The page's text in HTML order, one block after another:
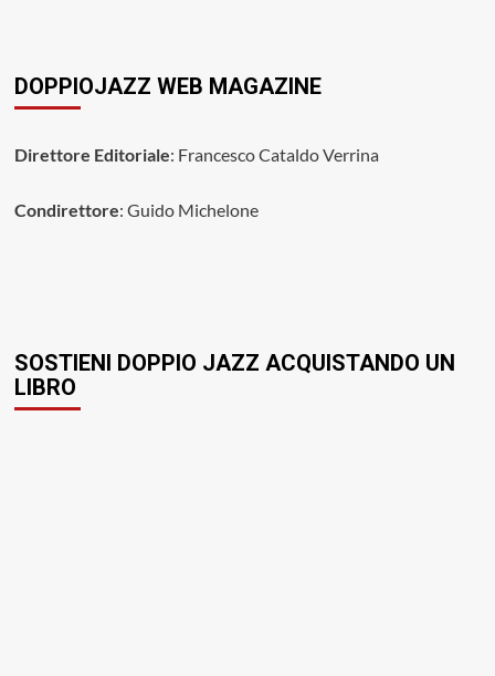
DOPPIOJAZZ WEB MAGAZINE
Direttore Editoriale: Francesco Cataldo Verrina
Condirettore: Guido Michelone
SOSTIENI DOPPIO JAZZ ACQUISTANDO UN
LIBRO